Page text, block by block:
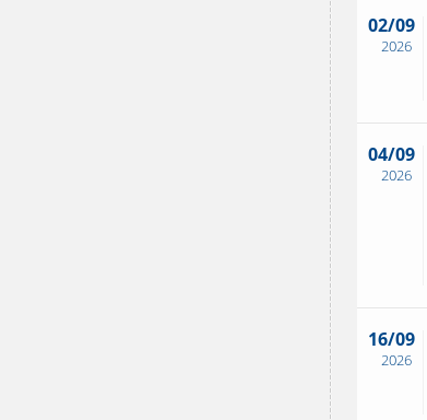
02/09
2026
04/09
2026
16/09
2026